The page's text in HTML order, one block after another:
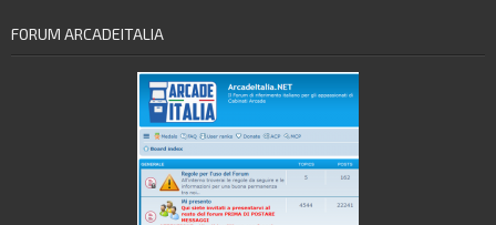
FORUM ARCADEITALIA